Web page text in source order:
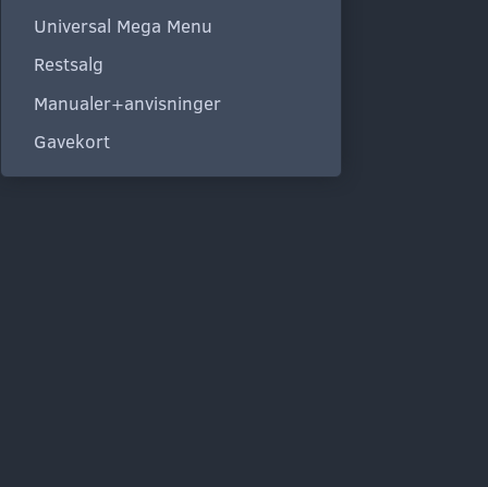
Universal Mega Menu
Restsalg
Manualer+anvisninger
Gavekort